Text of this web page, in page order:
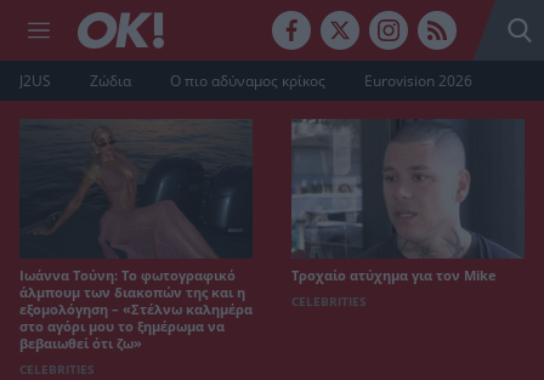
J2US Ζώδια Ο πιο αδύναμος κρίκος Eurovision 2026
Ιωάννα Τούνη: Το φωτογραφικό
άλμπουμ των διακοπών της και η
εξομολόγηση – «Στέλνω καλημέρα
στο αγόρι μου το ξημέρωμα να
βεβαιωθεί ότι ζω»
CELEBRITIES
Τροχαίο ατύχημα για τον Mike
CELEBRITIES